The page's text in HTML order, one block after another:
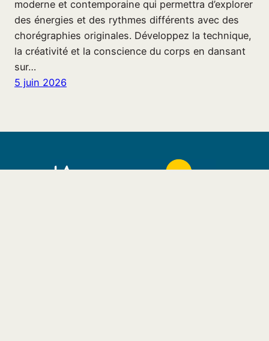
moderne et contemporaine qui permettra d’explorer
des énergies et des rythmes différents avec des
chorégraphies originales. Développez la technique,
la créativité et la conscience du corps en dansant
sur…
5 juin 2026